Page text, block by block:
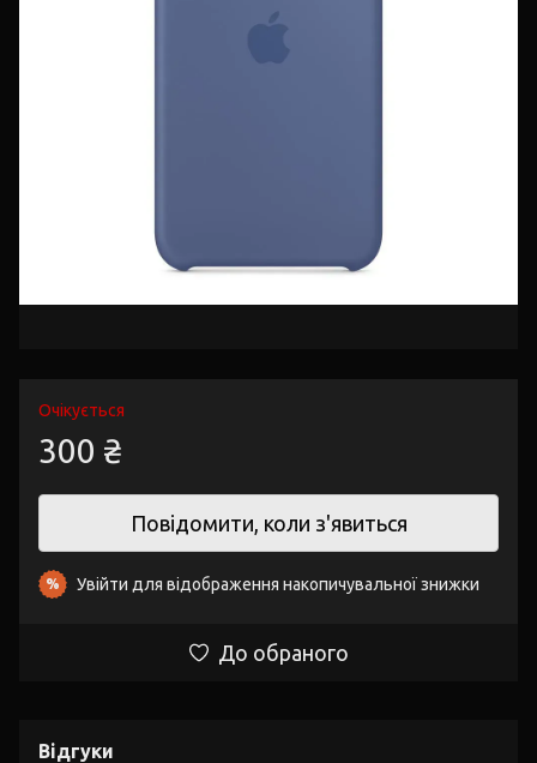
Очікується
300 ₴
Повідомити, коли з'явиться
% Увійти для відображення накопичувальної знижки
До обраного
Відгуки